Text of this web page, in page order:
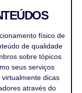
físico de
de qualidade
sobre tópicos
seus serviços
dicas
através do